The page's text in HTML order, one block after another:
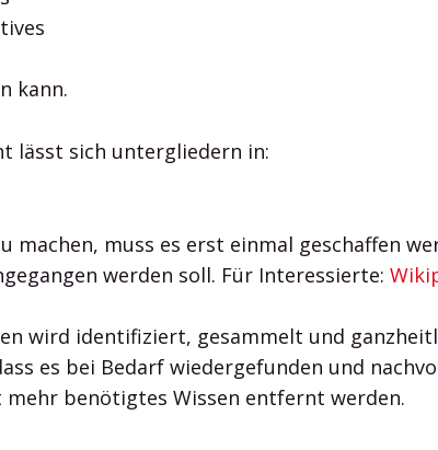
kann.
lässt sich untergliedern in:
machen, muss es erst einmal geschaffen
werden soll. Für Interessierte:
wird identifiziert, gesammelt und
es bei Bedarf wiedergefunden und
benötigtes Wissen entfernt werden.